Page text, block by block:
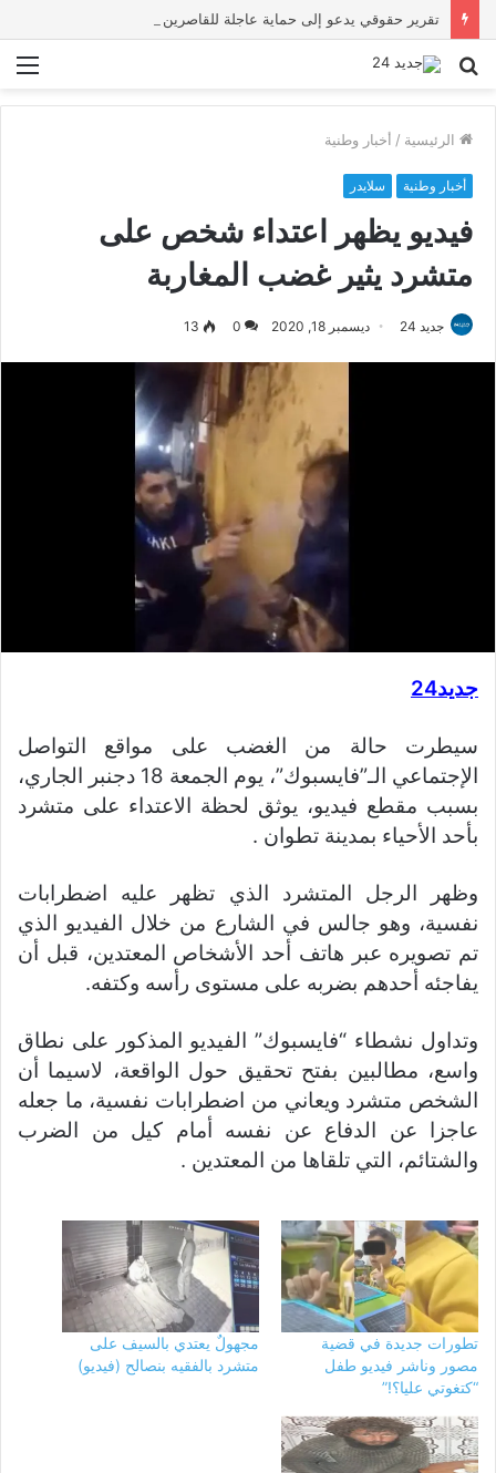
بحث
الرئيسية / أخبار وطنية
أخبار وطنية سلايدر
فيديو يظهر اعتداء شخص على
متشرد يثير غضب المغاربة
جديد 24 ديسمبر 18, 2020 0
13
جديد24
سيطرت حالة من الغضب على مواقع التواصل
الإجتماعي الـ”فايسبوك”، يوم الجمعة 18 دجنبر الجاري،
بسبب مقطع فيديو، يوثق لحظة الاعتداء على متشرد
بأحد الأحياء بمدينة تطوان .
وظهر الرجل المتشرد الذي تظهر عليه اضطرابات
نفسية، وهو جالس في الشارع من خلال الفيديو الذي
تم تصويره عبر هاتف أحد الأشخاص المعتدين، قبل أن
يفاجئه أحدهم بضربه على مستوى رأسه وكتفه.
وتداول نشطاء “فايسبوك” الفيديو المذكور على نطاق
واسع، مطالبين بفتح تحقيق حول الواقعة، لاسيما أن
الشخص متشرد ويعاني من اضطرابات نفسية، ما جعله
عاجزا عن الدفاع عن نفسه أمام كيل من الضرب
والشتائم، التي تلقاها من المعتدين .
تطورات جديدة في قضية
مصور وناشر فيديو طفل
“كتغوتي عليا؟!”
مجهولٌ يعتدي بالسيف على
متشرد بالفقيه بنصالح (فيديو)